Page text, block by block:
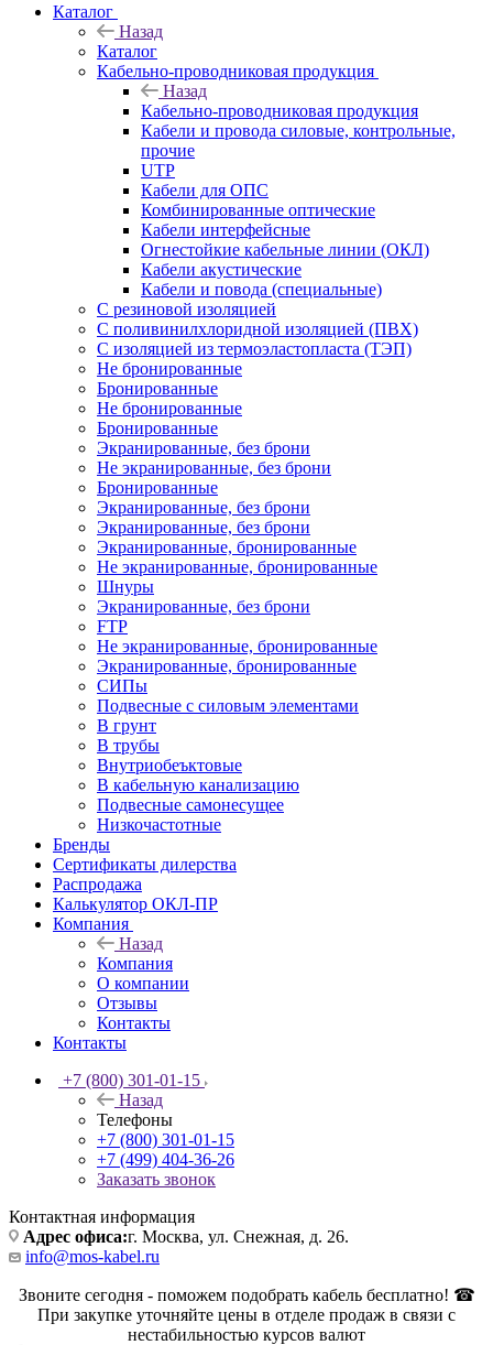
Каталог
Назад
Каталог
Кабельно-проводниковая продукция
Назад
Кабельно-проводниковая продукция
Кабели и провода силовые, контрольные,
прочие
UTP
Кабели для ОПС
Комбинированные оптические
Кабели интерфейсные
Огнестойкие кабельные линии (ОКЛ)
Кабели акустические
Кабели и повода (специальные)
С резиновой изоляцией
С поливинилхлоридной изоляцией (ПВХ)
С изоляцией из термоэластопласта (ТЭП)
Не бронированные
Бронированные
Не бронированные
Бронированные
Экранированные, без брони
Не экранированные, без брони
Бронированные
Экранированные, без брони
Экранированные, без брони
Экранированные, бронированные
Не экранированные, бронированные
Шнуры
Экранированные, без брони
FTP
Не экранированные, бронированные
Экранированные, бронированные
СИПы
Подвесные с силовым элементами
В грунт
В трубы
Внутриобеъктовые
В кабельную канализацию
Подвесные самонесущее
Низкочастотные
Бренды
Сертификаты дилерства
Распродажа
Калькулятор ОКЛ-ПР
Компания
Назад
Компания
О компании
Отзывы
Контакты
Контакты
+7 (800) 301-01-15
Назад
Телефоны
+7 (800) 301-01-15
+7 (499) 404-36-26
Заказать звонок
Контактная информация
Адрес офиса:г. Москва, ул. Снежная, д. 26.
info@mos-kabel.ru
Звоните сегодня - поможем подобрать кабель бесплатно! ☎
При закупке уточняйте цены в отделе продаж в связи с
нестабильностью курсов валют